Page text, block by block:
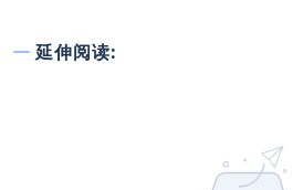
延伸阅读: